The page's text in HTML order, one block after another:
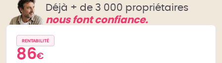
86€
RENTABILITÉ
Déjà + de 3 000 propriétaires
nous font confiance.